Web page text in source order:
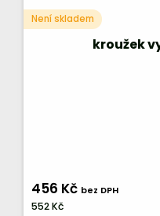
Není skladem
kroužek
456 Kč bez DPH
552 Kč